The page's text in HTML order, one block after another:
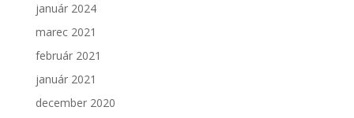
január 2024
marec 2021
február 2021
január 2021
december 2020